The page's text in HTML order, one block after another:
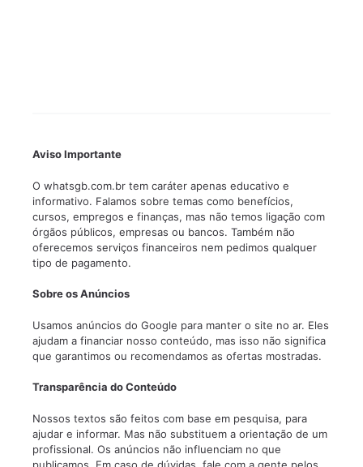
Aviso Importante
O whatsgb.com.br tem caráter apenas educativo e
informativo. Falamos sobre temas como benefícios,
cursos, empregos e finanças, mas não temos ligação com
órgãos públicos, empresas ou bancos. Também não
oferecemos serviços financeiros nem pedimos qualquer
tipo de pagamento.
Sobre os Anúncios
Usamos anúncios do Google para manter o site no ar. Eles
ajudam a financiar nosso conteúdo, mas isso não significa
que garantimos ou recomendamos as ofertas mostradas.
Transparência do Conteúdo
Nossos textos são feitos com base em pesquisa, para
ajudar e informar. Mas não substituem a orientação de um
profissional. Os anúncios não influenciam no que
publicamos. Em caso de dúvidas, fale com a gente pelos